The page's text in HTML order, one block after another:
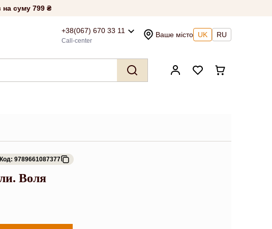
на суму 799 ₴
+38(067) 670 33 11
Call-center
Ваше місто UK RU
Код: 9789661087377
Воля